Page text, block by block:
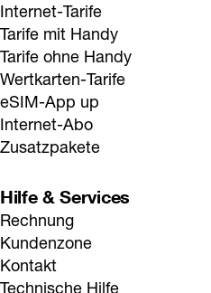
Internet-Tarife
Tarife mit Handy
Tarife ohne Handy
Wertkarten-Tarife
eSIM-App up
Internet-Abo
Zusatzpakete
Hilfe & Services
Rechnung
Kundenzone
Kontakt
Technische Hilfe